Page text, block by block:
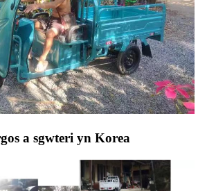
a sgwteri yn Korea